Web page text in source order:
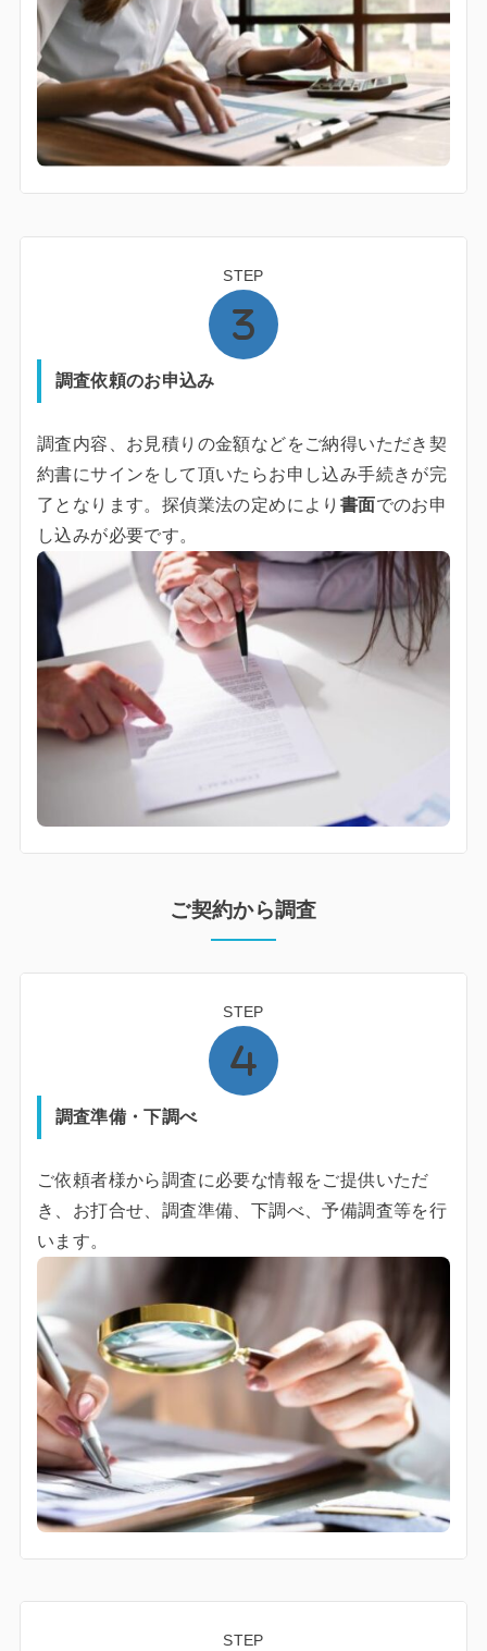
STEP
調査依頼のお申込み
調査内容、お見積りの金額などをご納得いただき契
約書にサインをして頂いたらお申し込み手続きが完
了となります。探偵業法の定めにより 書面でのお申
し込みが必要です。
ご契約から調査
STEP
調査準備・下調べ
ご依頼者様から調査に必要な情報をご提供いただ
き、お打合せ、調査準備、下調べ、予備調査等を行
います。
STEP